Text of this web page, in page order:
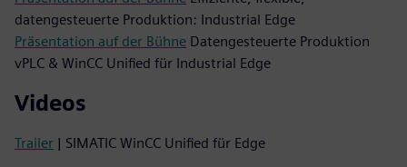
datengesteuerte Produktion: Industrial Edge
Präsentation auf der Bühne Datengesteuerte Produktion
vPLC & WinCC Unified für Industrial Edge
Videos
Trailer | SIMATIC WinCC Unified für Edge